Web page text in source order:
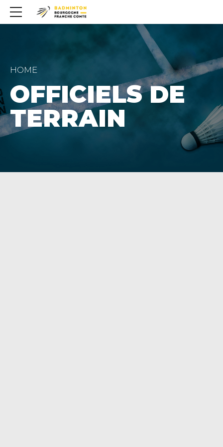
HOME
OFFICIELS DE
TERRAIN